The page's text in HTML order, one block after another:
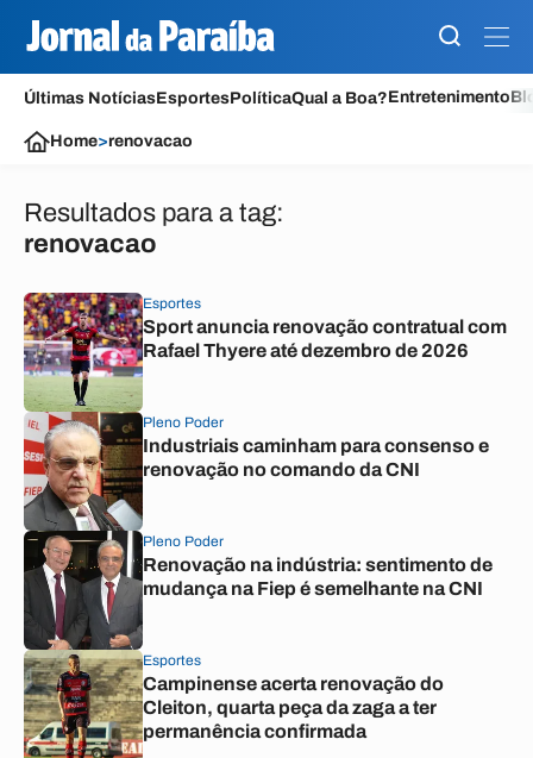
Últimas NotíciasEsportesPolíticaQual a Boa?Entretenimento
Home>renovacao
Resultados para a tag:
renovacao
Esportes
Sport anuncia renovação contratual com
Rafael Thyere até dezembro de 2026
Pleno Poder
Industriais caminham para consenso e
renovação no comando da CNI
Pleno Poder
Renovação na indústria: sentimento de
mudança na Fiep é semelhante na CNI
Esportes
Campinense acerta renovação do
Cleiton, quarta peça da zaga a ter
permanência confirmada